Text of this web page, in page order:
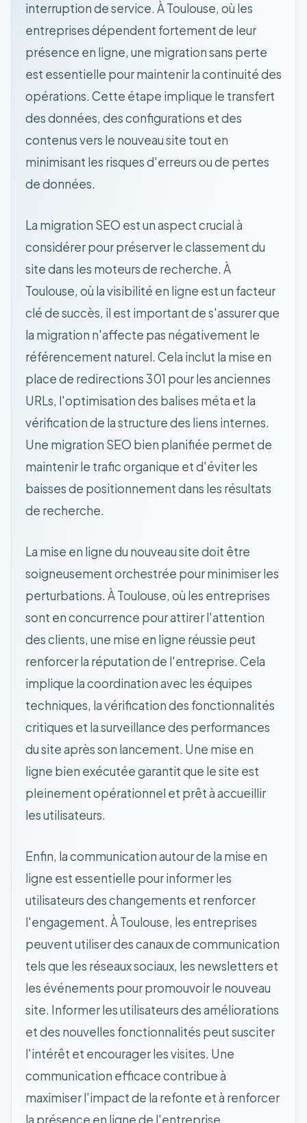
interruption de service. À Toulouse, où les
entreprises dépendent fortement de leur
présence en ligne, une migration sans perte
est essentielle pour maintenir la continuité des
opérations. Cette étape implique le transfert
des données, des configurations et des
contenus vers le nouveau site tout en
minimisant les risques d'erreurs ou de pertes
de données.
La migration SEO est un aspect crucial à
considérer pour préserver le classement du
site dans les moteurs de recherche. À
Toulouse, où la visibilité en ligne est un facteur
clé de succès, il est important de s'assurer que
la migration n'affecte pas négativement le
référencement naturel. Cela inclut la mise en
place de redirections 301 pour les anciennes
URLs, l'optimisation des balises méta et la
vérification de la structure des liens internes.
Une migration SEO bien planifiée permet de
maintenir le trafic organique et d'éviter les
baisses de positionnement dans les résultats
de recherche.
La mise en ligne du nouveau site doit être
soigneusement orchestrée pour minimiser les
perturbations. À Toulouse, où les entreprises
sont en concurrence pour attirer l'attention
des clients, une mise en ligne réussie peut
renforcer la réputation de l'entreprise. Cela
implique la coordination avec les équipes
techniques, la vérification des fonctionnalités
critiques et la surveillance des performances
du site après son lancement. Une mise en
ligne bien exécutée garantit que le site est
pleinement opérationnel et prêt à accueillir
les utilisateurs.
Enfin, la communication autour de la mise en
ligne est essentielle pour informer les
utilisateurs des changements et renforcer
l'engagement. À Toulouse, les entreprises
peuvent utiliser des canaux de communication
tels que les réseaux sociaux, les newsletters et
les événements pour promouvoir le nouveau
site. Informer les utilisateurs des améliorations
et des nouvelles fonctionnalités peut susciter
l'intérêt et encourager les visites. Une
communication efficace contribue à
maximiser l'impact de la refonte et à renforcer
la présence en ligne de l'entreprise.